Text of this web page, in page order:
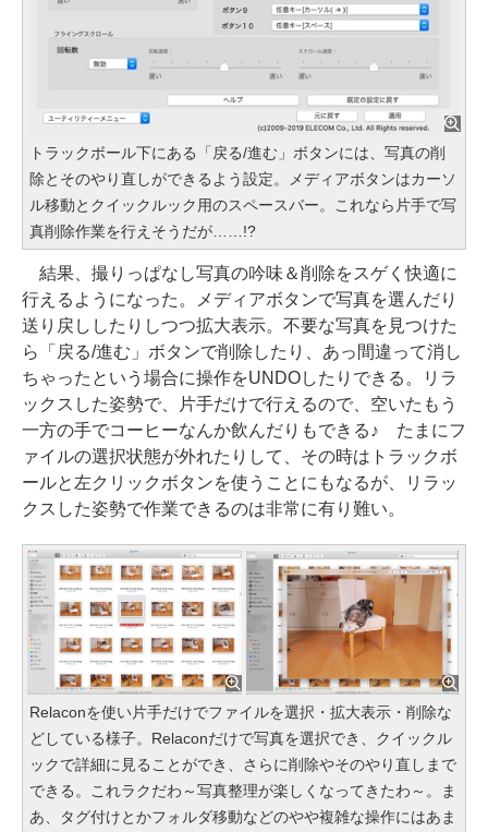
トラックボール下にある「戻る/進む」ボタンには、写真の削
除とそのやり直しができるよう設定。メディアボタンはカーソ
ル移動とクイックルック用のスペースバー。これなら片手で写
真削除作業を行えそうだが……!?
結果、撮りっぱなし写真の吟味＆削除をスゲく快適に
行えるようになった。メディアボタンで写真を選んだり
送り戻ししたりしつつ拡大表示。不要な写真を見つけた
ら「戻る/進む」ボタンで削除したり、あっ間違って消し
ちゃったという場合に操作をUNDOしたりできる。リラ
ックスした姿勢で、片手だけで行えるので、空いたもう
一方の手でコーヒーなんか飲んだりもできる♪ たまにフ
ァイルの選択状態が外れたりして、その時はトラックボ
ールと左クリックボタンを使うことにもなるが、リラッ
クスした姿勢で作業できるのは非常に有り難い。
Relaconを使い片手だけでファイルを選択・拡大表示・削除な
どしている様子。Relaconだけで写真を選択でき、クイックル
ックで詳細に見ることができ、さらに削除やそのやり直しまで
できる。これラクだわ～写真整理が楽しくなってきたわ～。ま
あ、タグ付けとかフォルダ移動などのやや複雑な操作にはあま